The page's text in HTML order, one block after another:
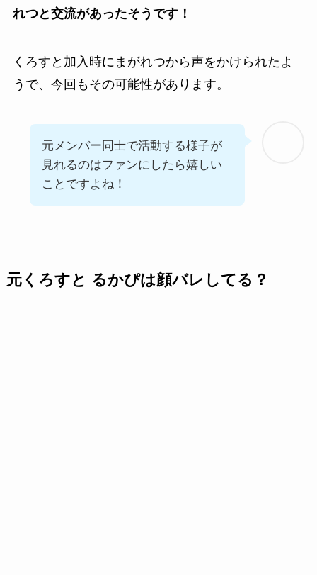
れつと交流があったそうです！
くろすと加入時にまがれつから声をかけられたよ
うで、今回もその可能性があります。
元メンバー同士で活動する様子が
見れるのはファンにしたら嬉しい
ことですよね！
元くろすと るかぴは顔バレしてる？